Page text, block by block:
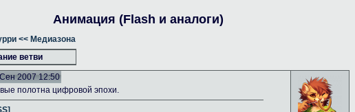
Анимация (Flash и аналоги)
<< Медиазона
ветви
2007 12:50
полотна цифровой эпохи.